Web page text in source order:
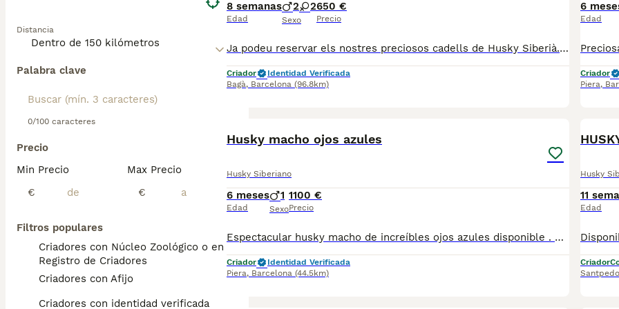
Distancia
Palabra clave
0/100 caracteres
Precio
Min Precio
€
Max Precio
€
Filtros populares
Criadores con Núcleo Zoológico o en el
Registro de Criadores
Criadores con Afijo
Criadores con identidad verificada
8 semanas
Edad
2 2
Sexo
650 €
Precio
Ja podeu reservar els nostres preciosos cadells de Husky Siberià. 💙 ✨ Els pares es poden veure, perquè són la millor garantia del seu caràcter i bellesa. 🐾 Els cadells s’entreguen a partir dels 2 mesos amb: ✅ Vacunes corresponents ✅ Desparasitats ✅ Microxip ✅ Cartilla veterinària ✅ Contracte de compra amb garantia 💳 Reserva de 100 € per Bizum. 📩 Si vols més informació, fotos, vídeos o conèixer la disponibilitat, escriu-nos per privat. Estarem encantats d’ajudar-te.
Criador
Identidad Verificada
Bagà, Barcelona (96.8km)
6
Edad
Criador
Piera,
Husky macho ojos azules
Husky Siberiano
6 meses
Edad
1
Sexo
1100 €
Precio
Espectacular husky macho de increíbles ojos azules disponible . Centro Canino Vallbonica es mucho más que un centro de cría , es una familia comprometida con el bienestar animal y la cria responsable, por ello todos nuestros bebés nacen y se crían en nuestras instalaciones , asegurando así un correcto desarrollo y una magnífica socialización, consiguiendo en cada ejemplar un carácter juguetón y extrovertido algo primordial para su adaptación como un miembro más en tu familia . Se entregan con el carnet de vacunas con el plan correspondiente a su edad , desparasitados y microchip implantado y activado en registro de Anicom. Facilitamos junto al cachorro contrato de compra con garantías víricas de 15 días y congénitas de 1 año . Contamos con un gran equipo de profesionales entre los que se encuentran educadores, auxiliares y Veterinarios ofreciendo los controles sanitarios necesarios así como continua vigilancia asegurando su bienestar . Hacemos envíos a toda España con empresa de transporte privado, proporcionando un viaje confortable y ofreciendo las atenciones necesarias a nuestros bebés . Si estás interesado en alguno de nuestros ejemplares solicita información sin compromiso al 722269698 . También atendemos vía WhatsApp . PRECIO REAL ( incluye el IVA) . Núcleo zoológico B2501315
Criador
Identidad Verificada
Piera, Barcelona (44.5km)
Husky
11
Edad
Criador